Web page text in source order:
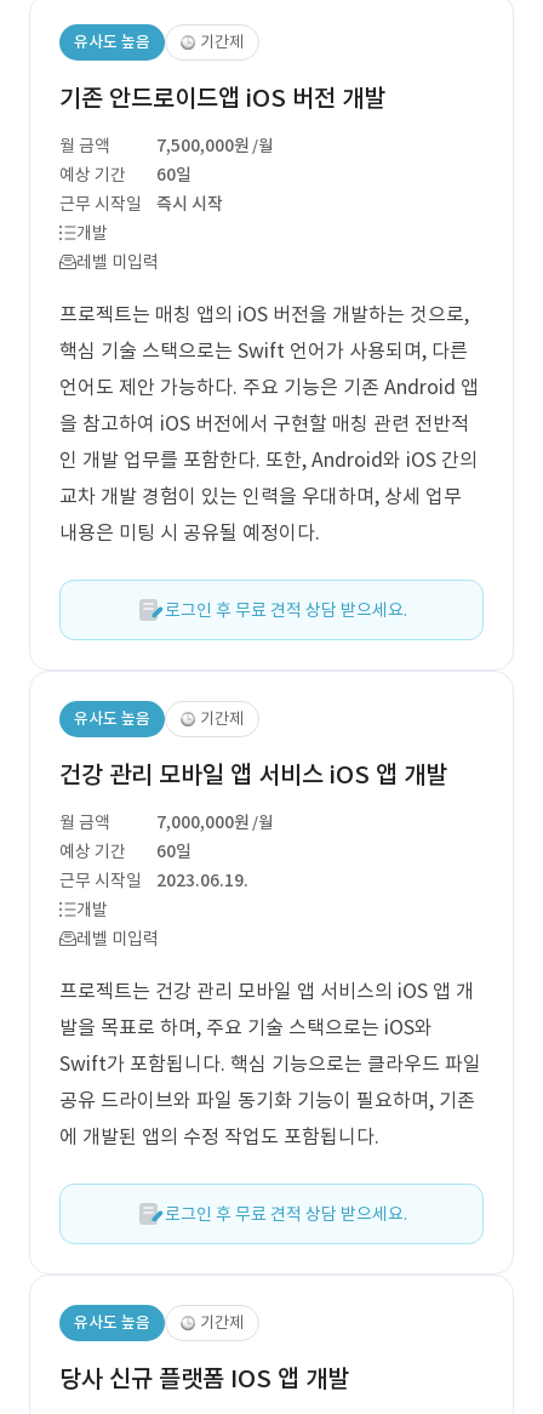
유사도 높음 기간제
기존 안드로이드앱 iOS 버전 개발
월 금액 7,500,000원 /월
예상 기간
60일
근무 시작일
즉시 시작
개발
레벨 미입력
프로젝트는 매칭 앱의 iOS 버전을 개발하는 것으로,
핵심 기술 스택으로는 Swift 언어가 사용되며, 다른
언어도 제안 가능하다. 주요 기능은 기존 Android 앱
을 참고하여 iOS 버전에서 구현할 매칭 관련 전반적
인 개발 업무를 포함한다. 또한, Android와 iOS 간의
교차 개발 경험이 있는 인력을 우대하며, 상세 업무
내용은 미팅 시 공유될 예정이다.
로그인 후 무료 견적 상담 받으세요.
유사도 높음 기간제
건강 관리 모바일 앱 서비스 iOS 앱 개발
월 금액 7,000,000원 /월
예상 기간
60일
근무 시작일
2023.06.19.
개발
레벨 미입력
프로젝트는 건강 관리 모바일 앱 서비스의 iOS 앱 개
발을 목표로 하며, 주요 기술 스택으로는 iOS와
Swift가 포함됩니다. 핵심 기능으로는 클라우드 파일
공유 드라이브와 파일 동기화 기능이 필요하며, 기존
에 개발된 앱의 수정 작업도 포함됩니다.
로그인 후 무료 견적 상담 받으세요.
유사도 높음 기간제
당사 신규 플랫폼 IOS 앱 개발